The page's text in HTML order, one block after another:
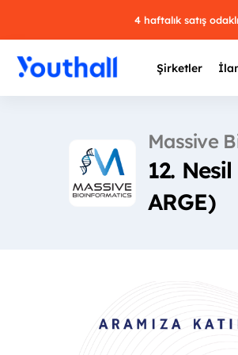
4 haftalık satış
Şirketler
Massive
12.
ARGE)